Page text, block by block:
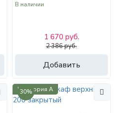
В наличии
Добавить
1 670 руб.
2 386 руб.
Категория А
30%